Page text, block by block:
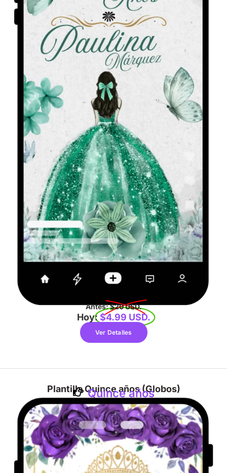
Hoy:$4.99 USD.
Ver Detalles
Antes:$20 USD.
Plantilla Quince años (Globos)
Quince años